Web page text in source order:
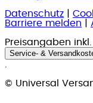
Datenschutz
Barriere melden
Preisangaben inkl.
Service- &
© Universal